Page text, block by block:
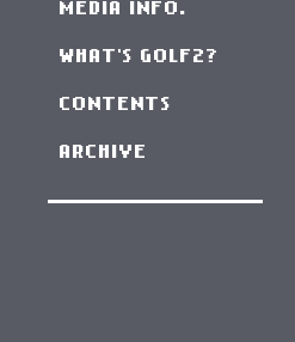
MEDIA INFO.
WHAT'S GOLF2?
CONTENTS
ARCHIVE